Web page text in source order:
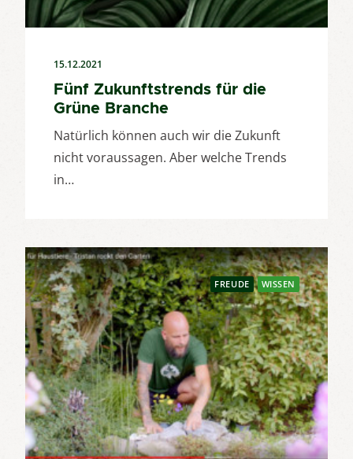
15.12.2021
Fünf Zukunftstrends für die
Grüne Branche
Natürlich können auch wir die Zukunft
nicht voraussagen. Aber welche Trends
in…
FREUDE WISSEN